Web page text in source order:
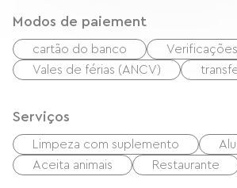
Modos de paiement
cartão do banco
Verificações
Vales de férias (ANCV)
Serviços
Limpeza com suplemento
Aceita animais
Restaurante